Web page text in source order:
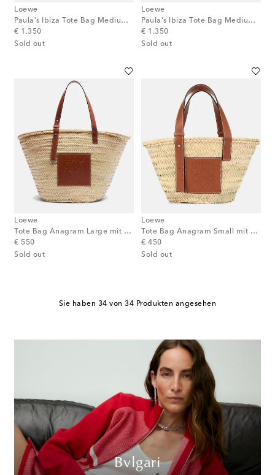
Loewe
Paula's Ibiza Tote Bag Medium aus Raffiabast
€ 1.350
original price
Sold out
Loewe
Paula's Ibiza Tote Bag Medium aus Raffiabast
€ 1.350
original price
Sold out
Loewe
Tote Bag Anagram Large mit Leder
€ 550
original price
Sold out
Loewe
Tote Bag Anagram Small mit Leder
€ 450
original price
Sold out
Sie haben 34 von 34 Produkten angesehen
Bvlgari